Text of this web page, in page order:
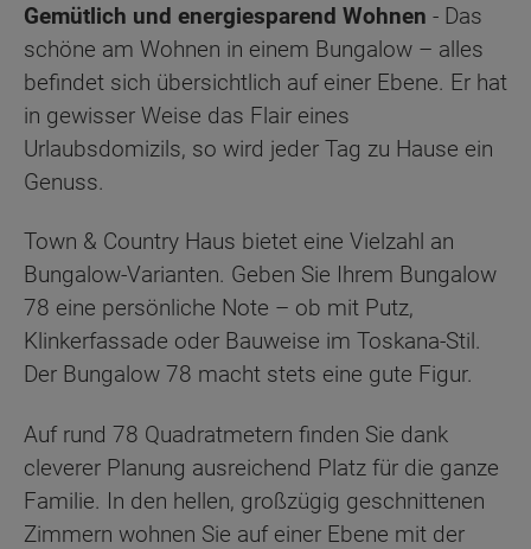
Gemütlich und energiesparend Wohnen - Das
schöne am Wohnen in einem Bungalow – alles
befindet sich übersichtlich auf einer Ebene. Er hat
in gewisser Weise das Flair eines
Urlaubsdomizils, so wird jeder Tag zu Hause ein
Genuss.
Town & Country Haus bietet eine Vielzahl an
Bungalow-Varianten. Geben Sie Ihrem Bungalow
78 eine persönliche Note – ob mit Putz,
Klinkerfassade oder Bauweise im Toskana-Stil.
Der Bungalow 78 macht stets eine gute Figur.
Auf rund 78 Quadratmetern finden Sie dank
cleverer Planung ausreichend Platz für die ganze
Familie. In den hellen, großzügig geschnittenen
Zimmern wohnen Sie auf einer Ebene mit der